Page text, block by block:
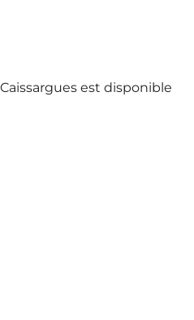
est disponible